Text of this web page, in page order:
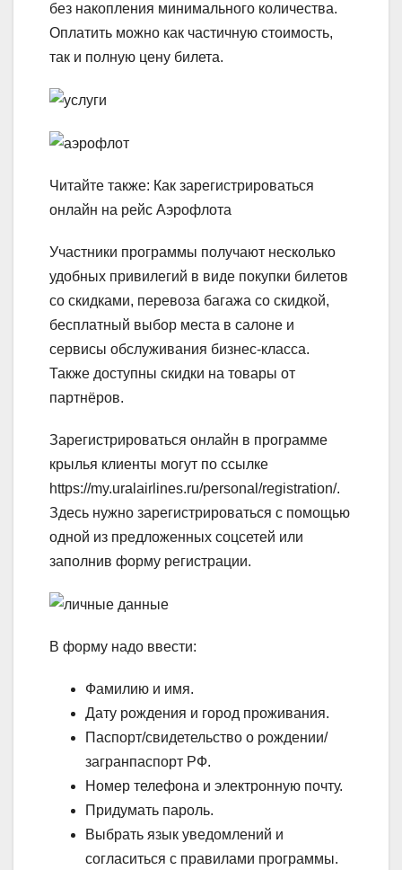
без накопления минимального количества.
Оплатить можно как частичную стоимость,
так и полную цену билета.
Читайте также: Как зарегистрироваться
онлайн на рейс Аэрофлота
Участники программы получают несколько
удобных привилегий в виде покупки билетов
со скидками, перевоза багажа со скидкой,
бесплатный выбор места в салоне и
сервисы обслуживания бизнес-класса.
Также доступны скидки на товары от
партнёров.
Зарегистрироваться онлайн в программе
крылья клиенты могут по ссылке
https://my.uralairlines.ru/personal/registration/.
Здесь нужно зарегистрироваться с помощью
одной из предложенных соцсетей или
заполнив форму регистрации.
В форму надо ввести:
Фамилию и имя.
Дату рождения и город проживания.
Паспорт/свидетельство о рождении/
загранпаспорт РФ.
Номер телефона и электронную почту.
Придумать пароль.
Выбрать язык уведомлений и
согласиться с правилами программы.